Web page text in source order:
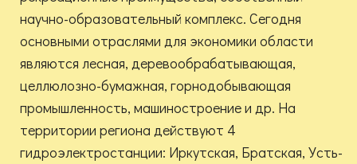
научно-образовательный комплекс. Сегодня
основными отраслями для экономики области
являются лесная, деревообрабатывающая,
целлюлозно-бумажная, горнодобывающая
промышленность, машиностроение и др. На
территории региона действуют 4
гидроэлектростанции: Иркутская, Братская, Усть-